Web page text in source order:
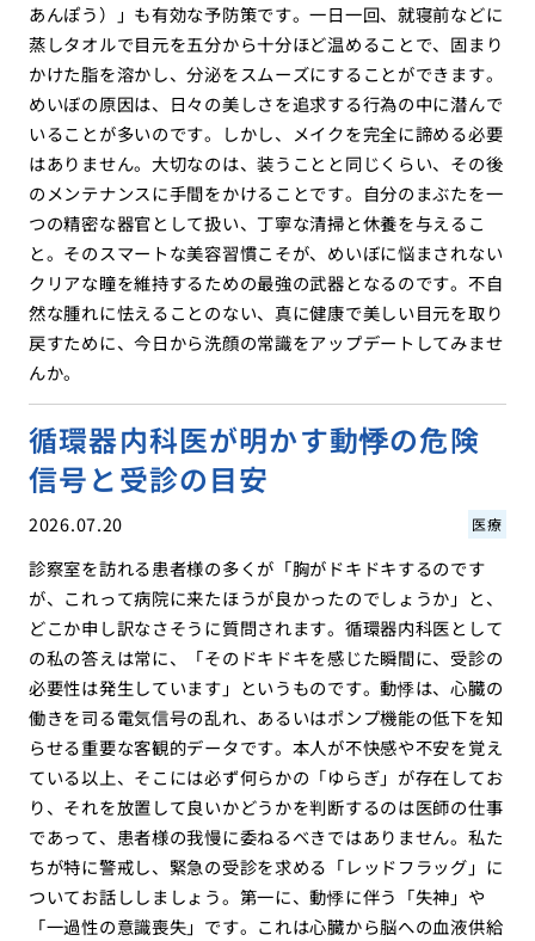
あんぽう）」も有効な予防策です。一日一回、就寝前などに
蒸しタオルで目元を五分から十分ほど温めることで、固まり
かけた脂を溶かし、分泌をスムーズにすることができます。
めいぼの原因は、日々の美しさを追求する行為の中に潜んで
いることが多いのです。しかし、メイクを完全に諦める必要
はありません。大切なのは、装うことと同じくらい、その後
のメンテナンスに手間をかけることです。自分のまぶたを一
つの精密な器官として扱い、丁寧な清掃と休養を与えるこ
と。そのスマートな美容習慣こそが、めいぼに悩まされない
クリアな瞳を維持するための最強の武器となるのです。不自
然な腫れに怯えることのない、真に健康で美しい目元を取り
戻すために、今日から洗顔の常識をアップデートしてみませ
んか。
循環器内科医が明かす動悸の危険
信号と受診の目安
2026.07.20 医療
診察室を訪れる患者様の多くが「胸がドキドキするのです
が、これって病院に来たほうが良かったのでしょうか」と、
どこか申し訳なさそうに質問されます。循環器内科医として
の私の答えは常に、「そのドキドキを感じた瞬間に、受診の
必要性は発生しています」というものです。動悸は、心臓の
働きを司る電気信号の乱れ、あるいはポンプ機能の低下を知
らせる重要な客観的データです。本人が不快感や不安を覚え
ている以上、そこには必ず何らかの「ゆらぎ」が存在してお
り、それを放置して良いかどうかを判断するのは医師の仕事
であって、患者様の我慢に委ねるべきではありません。私た
ちが特に警戒し、緊急の受診を求める「レッドフラッグ」に
ついてお話ししましょう。第一に、動悸に伴う「失神」や
「一過性の意識喪失」です。これは心臓から脳への血液供給